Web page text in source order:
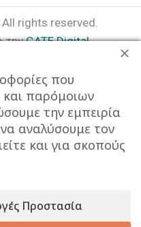
rights reserved.
τηνGATE Digital
για τη συλλογή μη-
που
και παρόμοιων
την εμπειρία
αναλύσουμε τον
και για σκοπούς
Προστασία